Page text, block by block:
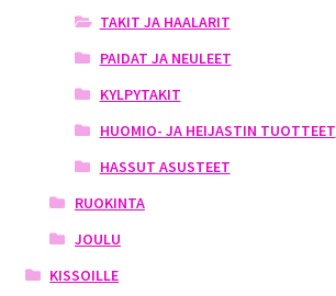
TAKIT JA HAALARIT
PAIDAT JA NEULEET
KYLPYTAKIT
HUOMIO- JA HEIJASTIN TUOTTEET
HASSUT ASUSTEET
RUOKINTA
JOULU
KISSOILLE